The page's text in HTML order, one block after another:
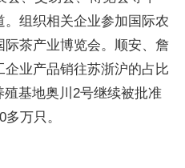
组织相关企业参加国际农
茶产业博览会。顺安、詹
业产品销往苏浙沪的占比
基地奥川2号继续被批准
万只。